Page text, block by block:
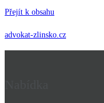
Přejít k obsahu
advokat-zlinsko.cz